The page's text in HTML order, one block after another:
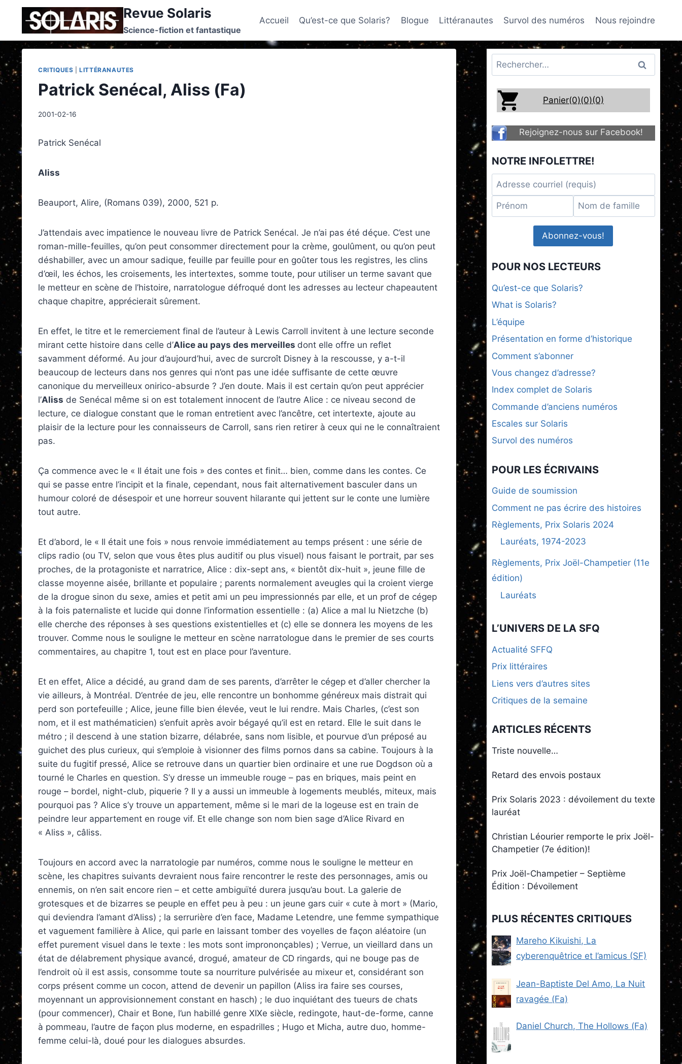
content
Revue Solaris
Science-fiction et fantastique
Accueil Qu’est-ce que Solaris? Blogue Littéranautes Survol des numéros Nous rejoindre
CRITIQUES |LITTÉRANAUTES
Patrick Senécal, Aliss (Fa)
2001-02-16
Patrick Senécal
Aliss
Beauport, Alire, (Romans 039), 2000, 521 p.
J’attendais avec impatience le nouveau livre de Patrick Senécal. Je n’ai pas été déçue. C’est une
roman-mille-feuilles, qu’on peut consommer directement pour la crème, goulûment, ou qu’on peut
déshabiller, avec un amour sadique, feuille par feuille pour en goûter tous les registres, les clins
d’œil, les échos, les croisements, les intertextes, somme toute, pour utiliser un terme savant que
le metteur en scène de l’histoire, narratologue défroqué dont les adresses au lecteur chapeautent
chaque chapitre, apprécierait sûrement.
En effet, le titre et le remerciement final de l’auteur à Lewis Carroll invitent à une lecture seconde
mirant cette histoire dans celle d’Alice au pays des merveilles dont elle offre un reflet
savamment déformé. Au jour d’aujourd’hui, avec de surcroît Disney à la rescousse, y a-t-il
beaucoup de lecteurs dans nos genres qui n’ont pas une idée suffisante de cette œuvre
canonique du merveilleux onirico-absurde ? J’en doute. Mais il est certain qu’on peut apprécier
l’Aliss de Senécal même si on est totalement innocent de l’autre Alice : ce niveau second de
lecture, ce dialogue constant que le roman entretient avec l’ancêtre, cet intertexte, ajoute au
plaisir de la lecture pour les connaisseurs de Carroll, sans rien retirer à ceux qui ne le connaîtraient
pas.
Ça commence avec le « Il était une fois » des contes et finit… bien, comme dans les contes. Ce
qui se passe entre l’incipit et la finale, cependant, nous fait alternativement basculer dans un
humour coloré de désespoir et une horreur souvent hilarante qui jettent sur le conte une lumière
tout autre.
Et d’abord, le « Il était une fois » nous renvoie immédiatement au temps présent : une série de
clips radio (ou TV, selon que vous êtes plus auditif ou plus visuel) nous faisant le portrait, par ses
proches, de la protagoniste et narratrice, Alice : dix-sept ans, « bientôt dix-huit », jeune fille de
classe moyenne aisée, brillante et populaire ; parents normalement aveugles qui la croient vierge
de la drogue sinon du sexe, amies et petit ami un peu impressionnés par elle, et un prof de cégep
à la fois paternaliste et lucide qui donne l’information essentielle : (a) Alice a mal lu Nietzche (b)
elle cherche des réponses à ses questions existentielles et (c) elle se donnera les moyens de les
trouver. Comme nous le souligne le metteur en scène narratologue dans le premier de ses courts
commentaires, au chapitre 1, tout est en place pour l’aventure.
Et en effet, Alice a décidé, au grand dam de ses parents, d’arrêter le cégep et d’aller chercher la
vie ailleurs, à Montréal. D’entrée de jeu, elle rencontre un bonhomme généreux mais distrait qui
perd son portefeuille ; Alice, jeune fille bien élevée, veut le lui rendre. Mais Charles, (c’est son
nom, et il est mathématicien) s’enfuit après avoir bégayé qu’il est en retard. Elle le suit dans le
métro ; il descend à une station bizarre, délabrée, sans nom lisible, et pourvue d’un préposé au
guichet des plus curieux, qui s’emploie à visionner des films pornos dans sa cabine. Toujours à la
suite du fugitif pressé, Alice se retrouve dans un quartier bien ordinaire et une rue Dogdson où a
tourné le Charles en question. S’y dresse un immeuble rouge – pas en briques, mais peint en
rouge – bordel, night-club, piquerie ? Il y a aussi un immeuble à logements meublés, miteux, mais
pourquoi pas ? Alice s’y trouve un appartement, même si le mari de la logeuse est en train de
peindre leur appartement en rouge vif. Et elle change son nom bien sage d’Alice Rivard en
« Aliss », câliss.
Toujours en accord avec la narratologie par numéros, comme nous le souligne le metteur en
scène, les chapitres suivants devraient nous faire rencontrer le reste des personnages, amis ou
ennemis, on n’en sait encore rien – et cette ambiguïté durera jusqu’au bout. La galerie de
grotesques et de bizarres se peuple en effet peu à peu : un jeune gars cuir « cute à mort » (Mario,
qui deviendra l’amant d’Aliss) ; la serrurière d’en face, Madame Letendre, une femme sympathique
et vaguement familière à Alice, qui parle en laissant tomber des voyelles de façon aléatoire (un
effet purement visuel dans le texte : les mots sont imprononçables) ; Verrue, un vieillard dans un
état de délabrement physique avancé, drogué, amateur de CD ringards, qui ne bouge pas de
l’endroit où il est assis, consomme toute sa nourriture pulvérisée au mixeur et, considérant son
corps présent comme un cocon, attend de devenir un papillon (Aliss ira faire ses courses,
moyennant un approvisionnement cons­tant en hasch) ; le duo inquiétant des tueurs de chats
(pour commencer), Chair et Bone, l’un habillé genre XIXe siècle, redingote, haut-de-forme, canne
à pommeau, l’autre de façon plus moderne, en espadrilles ; Hugo et Micha, autre duo, homme-
femme celui-là, doué pour les dialogues absurdes.
Rechercher :
Panier(0)(0)(0)
Rejoignez-nous sur Facebook!
NOTRE INFOLETTRE!
POUR NOS LECTEURS
Qu’est-ce que Solaris?
What is Solaris?
L’équipe
Présentation en forme d’historique
Comment s’abonner
Vous changez d’adresse?
Index complet de Solaris
Commande d’anciens numéros
Escales sur Solaris
Survol des numéros
POUR LES ÉCRIVAINS
Guide de soumission
Comment ne pas écrire des histoires
Règlements, Prix Solaris 2024
Lauréats, 1974-2023
Règlements, Prix Joël-Champetier (11e
édition)
Lauréats
L’UNIVERS DE LA SFQ
Actualité SFFQ
Prix littéraires
Liens vers d’autres sites
Critiques de la semaine
ARTICLES RÉCENTS
Triste nouvelle…
Retard des envois postaux
Prix Solaris 2023 : dévoilement du texte
lauréat
Christian Léourier remporte le prix Joël-
Champetier (7e édition)!
Prix Joël-Champetier – Septième
Édition : Dévoilement
PLUS RÉCENTES CRITIQUES
Mareho Kikuishi, La
cyberenquêtrice et l’amicus (SF)
Jean-Baptiste Del Amo, La Nuit
ravagée (Fa)
Daniel Church, The Hollows (Fa)